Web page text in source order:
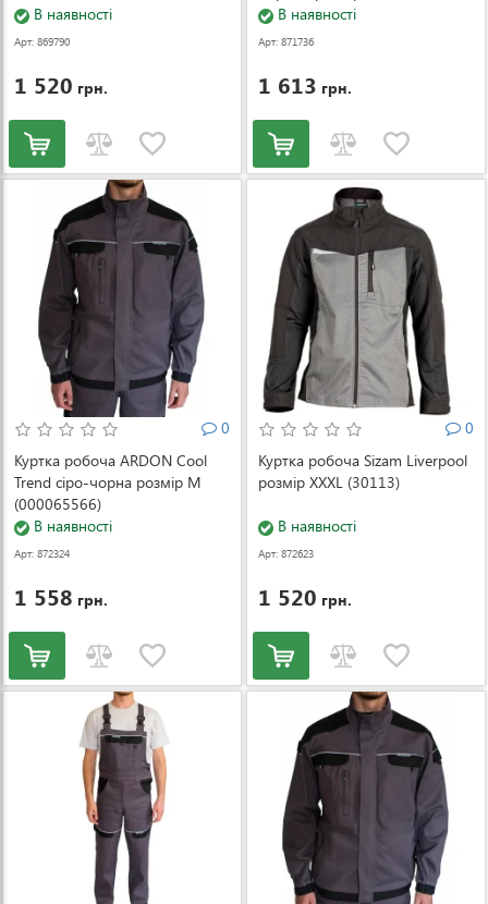
В наявності
Арт: 869790
1 520 грн.
(000055103)
В наявності
Арт: 871736
1 613 грн.
0
Куртка робоча ARDON Cool
Trend сіро-чорна розмір M
(000065566)
В наявності
Арт: 872324
1 558 грн.
0
Куртка робоча Sizam Liverpool
розмір XXXL (30113)
В наявності
Арт: 872623
1 520 грн.